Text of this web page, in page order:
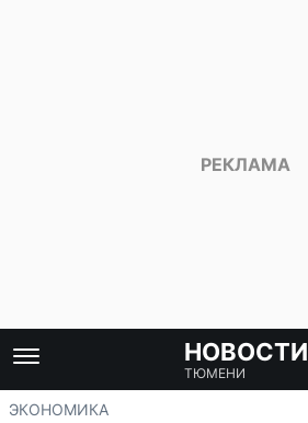
НОВОСТИ
ТЮМЕНИ
ЭКОНОМИКА